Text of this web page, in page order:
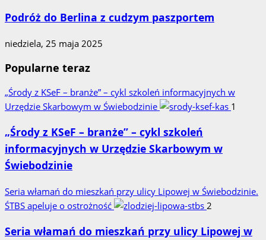
Podróż do Berlina z cudzym paszportem
niedziela, 25 maja 2025
Popularne teraz
„Środy z KSeF – branże” – cykl szkoleń informacyjnych w
Urzędzie Skarbowym w Świebodzinie
1
„Środy z KSeF – branże” – cykl szkoleń
informacyjnych w Urzędzie Skarbowym w
Świebodzinie
Seria włamań do mieszkań przy ulicy Lipowej w Świebodzinie.
ŚTBS apeluje o ostrożność
2
Seria włamań do mieszkań przy ulicy Lipowej w